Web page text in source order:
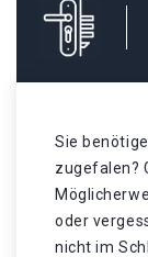
Sie
zugefalen?
oder
nicht im